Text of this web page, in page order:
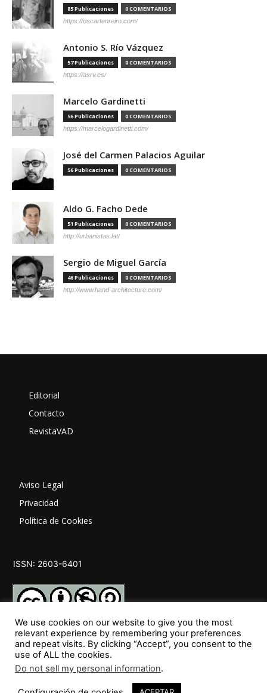
85 Publicaciones 0 COMENTARIOS
https://oscartenreiro.com/
Antonio S. Río Vázquez
57 Publicaciones 0 COMENTARIOS
https://asrv.es/
Marcelo Gardinetti
56 Publicaciones 0 COMENTARIOS
https://marcelogardinetti.com/
José del Carmen Palacios Aguilar
56 Publicaciones 0 COMENTARIOS
Aldo G. Facho Dede
51 Publicaciones 0 COMENTARIOS
http://urbanistas.lat/
Sergio de Miguel García
46 Publicaciones 0 COMENTARIOS
http://www.hand-architecture.com/
Editorial
Contacto
RevistaVAD
Aviso Legal
Privacidad
Política de Cookies
ISSN: 2603-6401
SÍGUENOS
We use cookies on our website to give you the most
relevant experience by remembering your preferences
and repeat visits. By clicking “Accept”, you consent to the
use of ALL the cookies.
Do not sell my personal information.